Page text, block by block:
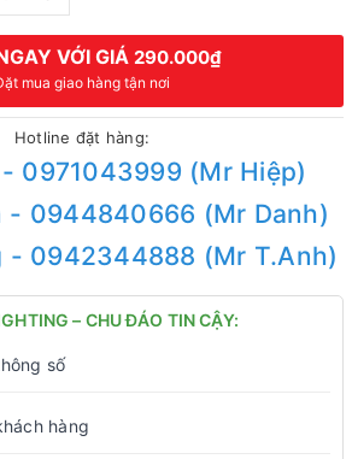
VỚI GIÁ 290.000₫
mua giao hàng tận nơi
Hotline đặt hàng:
0971043999 (Mr Hiệp)
- 0944840666 (Mr Danh)
- 0942344888 (Mr T.Anh)
– CHU ĐÁO TIN CẬY:
số
hàng